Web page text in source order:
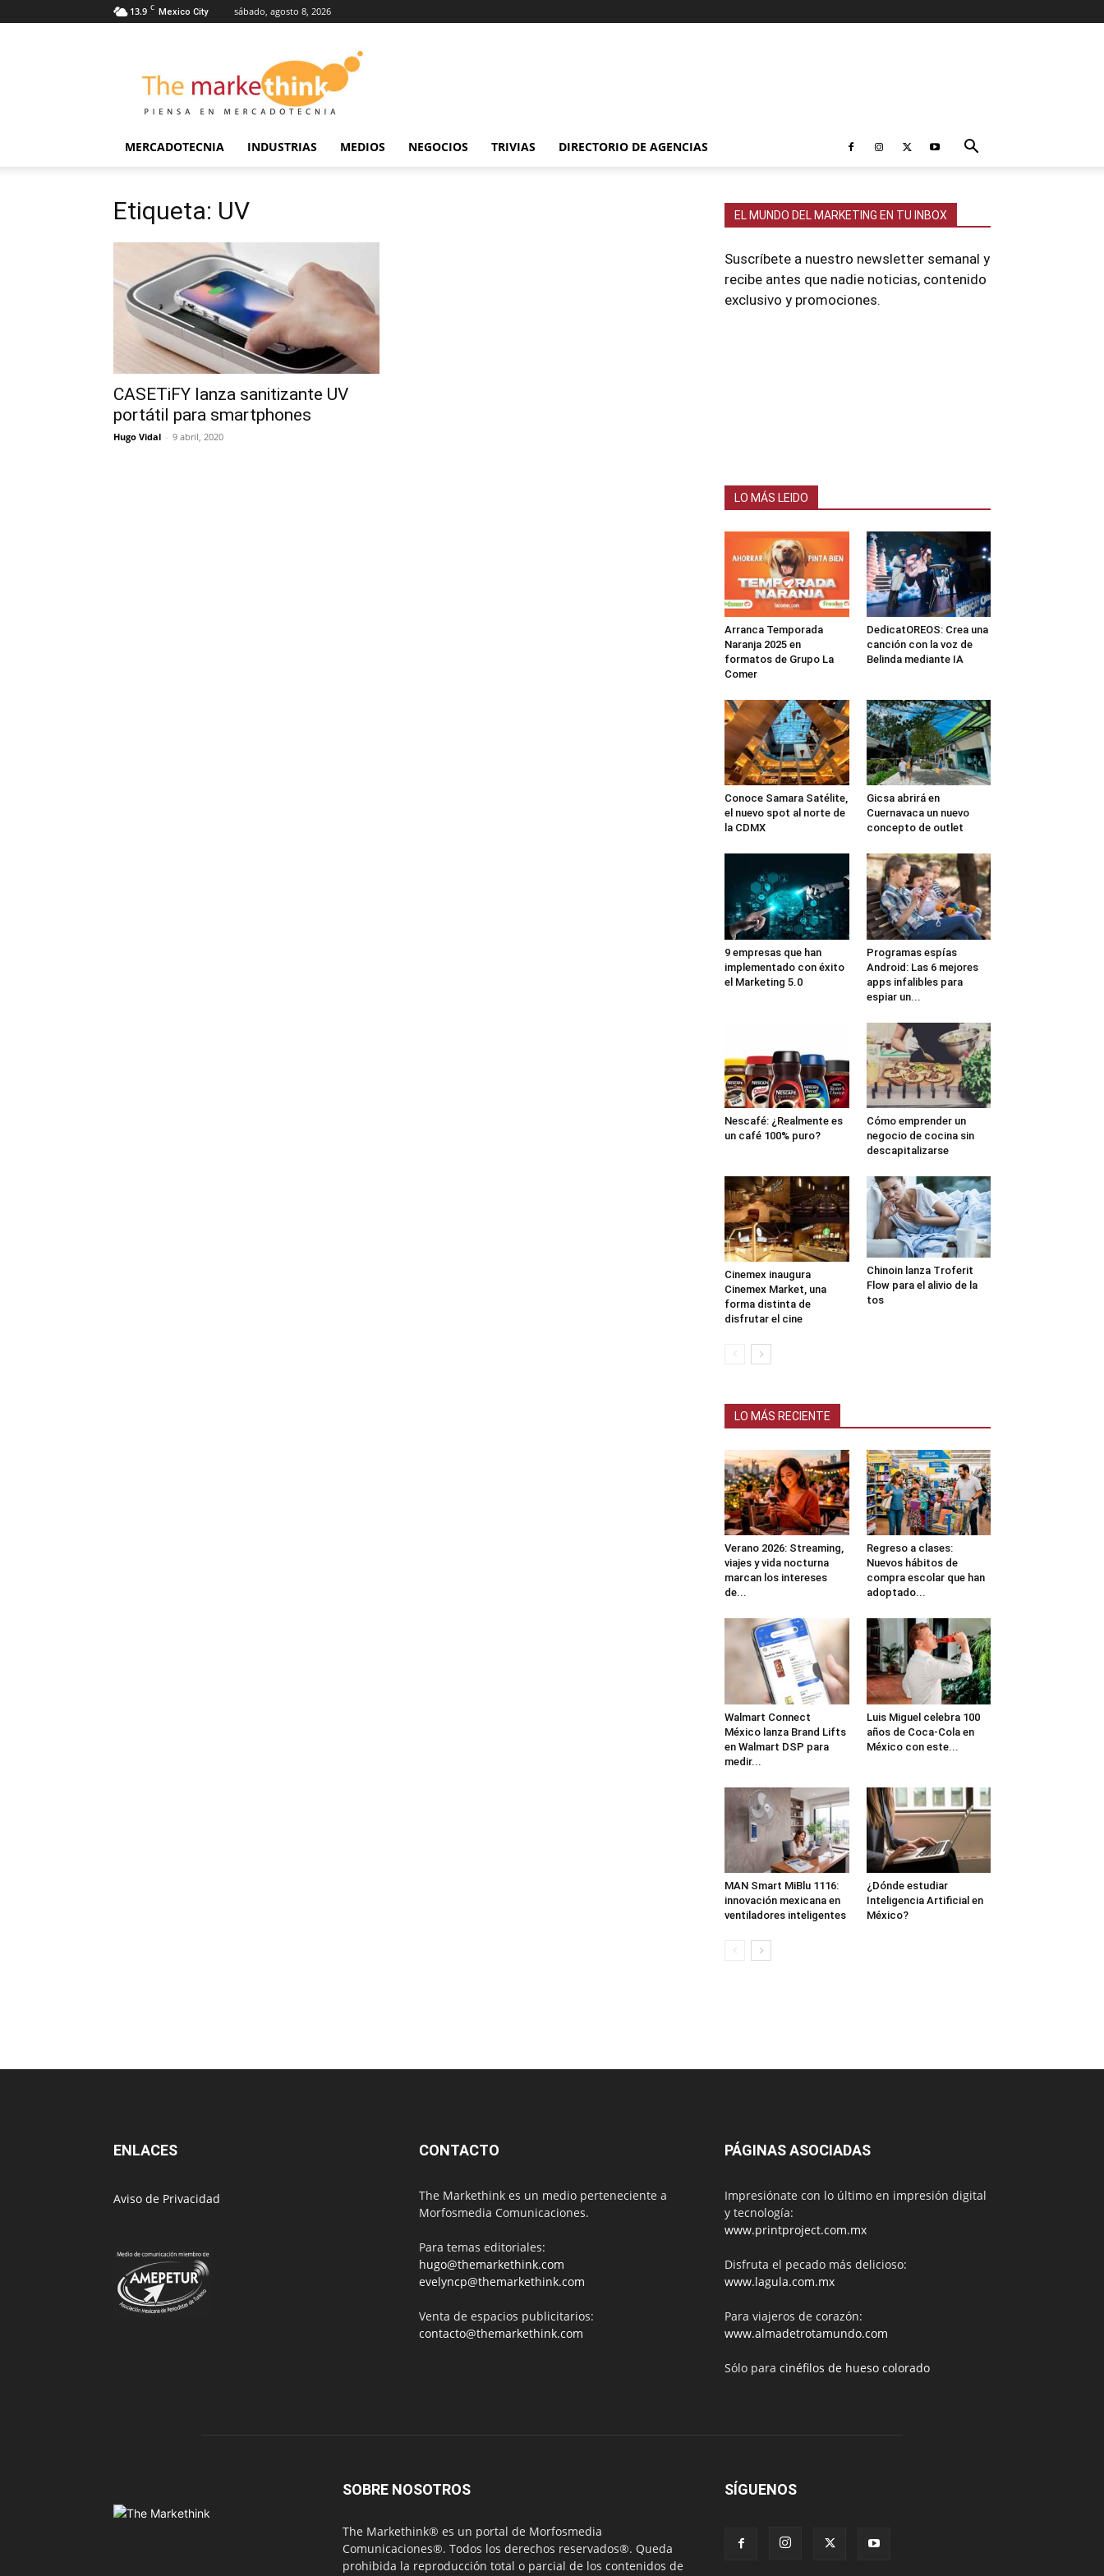
13.9 C Mexico City sábado, agosto 8, 2026
Markethink
MERCADOTECNIA INDUSTRIAS MEDIOS NEGOCIOS TRIVIAS DIRECTORIO DE AGENCIAS
Etiqueta: UV
CASETiFY lanza sanitizante UV
portátil para smartphones
Hugo Vidal - 9 abril, 2020
EL MUNDO DEL MARKETING EN TU INBOX
Suscríbete a nuestro newsletter semanal y
recibe antes que nadie noticias, contenido
exclusivo y promociones.
LO MÁS LEIDO
Arranca Temporada
Naranja 2025 en
formatos de Grupo La
Comer
DedicatOREOS: Crea una
canción con la voz de
Belinda mediante IA
Conoce Samara Satélite,
el nuevo spot al norte de
la CDMX
Gicsa abrirá en
Cuernavaca un nuevo
concepto de outlet
9 empresas que han
implementado con éxito
el Marketing 5.0
Programas espías
Android: Las 6 mejores
apps infalibles para
espiar un...
Nescafé: ¿Realmente es
un café 100% puro?
Cómo emprender un
negocio de cocina sin
descapitalizarse
Cinemex inaugura
Cinemex Market, una
forma distinta de
disfrutar el cine
Chinoin lanza Troferit
Flow para el alivio de la
tos
LO MÁS RECIENTE
Verano 2026: Streaming,
viajes y vida nocturna
marcan los intereses
de...
Regreso a clases:
Nuevos hábitos de
compra escolar que han
adoptado...
Walmart Connect
México lanza Brand Lifts
en Walmart DSP para
medir...
Luis Miguel celebra 100
años de Coca-Cola en
México con este...
MAN Smart MiBlu 1116:
innovación mexicana en
ventiladores inteligentes
¿Dónde estudiar
Inteligencia Artificial en
México?
ENLACES
Aviso de Privacidad
CONTACTO
The Markethink es un medio perteneciente a
Morfosmedia Comunicaciones.
Para temas editoriales:
hugo@themarkethink.com
evelyncp@themarkethink.com
Venta de espacios publicitarios:
contacto@themarkethink.com
PÁGINAS ASOCIADAS
Impresiónate con lo último en impresión digital
y tecnología:
www.printproject.com.mx
Disfruta el pecado más delicioso:
www.lagula.com.mx
Para viajeros de corazón:
www.almadetrotamundo.com
Sólo para cinéfilos de hueso colorado
SOBRE NOSOTROS
The Markethink® es un portal de Morfosmedia
Comunicaciones®. Todos los derechos reservados®. Queda
prohibida la reproducción total o parcial de los contenidos de
SÍGUENOS